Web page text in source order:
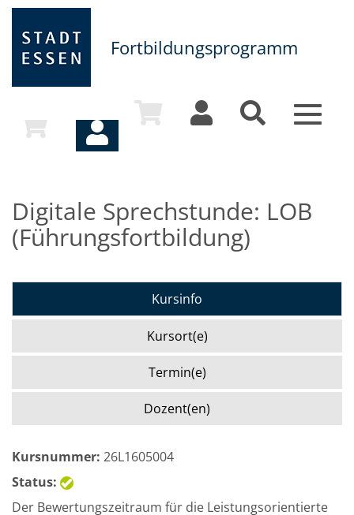
Fortbildungsprogramm
Toggle
Digitale Sprechstunde: LOB
(Führungsfortbildung)
Kursinfo
Kursort(e)
Termin(e)
Dozent(en)
Kursnummer: 26L1605004
Status:
Der Bewertungszeitraum für die Leistungsorientierte